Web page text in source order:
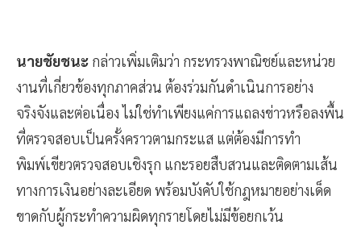
นายชัยชนะ กล่าวเพิ่มเติมว่า กระทรวงพาณิชย์และหน่วย
งานที่เกี่ยวข้องทุกภาคส่วน ต้องร่วมกันดำเนินการอย่าง
จริงจังและต่อเนื่อง ไม่ใช่ทำเพียงแค่การแถลงข่าวหรือลงพื้น
ที่ตรวจสอบเป็นครั้งคราวตามกระแส แต่ต้องมีการทำ
พิมพ์เขียวตรวจสอบเชิงรุก แกะรอยสืบสวนและติดตามเส้น
ทางการเงินอย่างละเอียด พร้อมบังคับใช้กฎหมายอย่างเด็ด
ขาดกับผู้กระทำความผิดทุกรายโดยไม่มีข้อยกเว้น